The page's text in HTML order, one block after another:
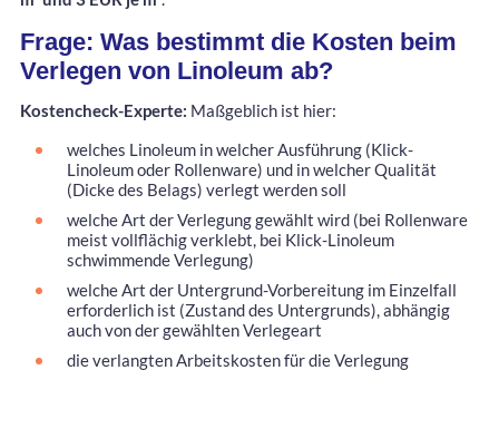
Frage: Was bestimmt die Kosten beim
Verlegen von Linoleum ab?
Kostencheck-Experte: Maßgeblich ist hier:
welches Linoleum in welcher Ausführung (Klick-
Linoleum oder Rollenware) und in welcher Qualität
(Dicke des Belags) verlegt werden soll
welche Art der Verlegung gewählt wird (bei Rollenware
meist vollflächig verklebt, bei Klick-Linoleum
schwimmende Verlegung)
welche Art der Untergrund-Vorbereitung im Einzelfall
erforderlich ist (Zustand des Untergrunds), abhängig
auch von der gewählten Verlegeart
die verlangten Arbeitskosten für die Verlegung